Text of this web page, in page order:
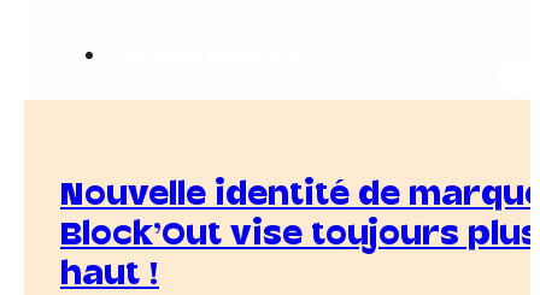
Nouvelle identité de
Block’Out vise toujours plus
haut !